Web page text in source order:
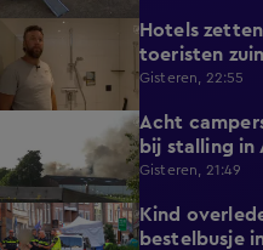
2:15
Hotels
toeristen
omgaan
Gisteren, 22:55
Acht
bij stalling in
Gisteren, 21:49
0:37
Kind
bestelbusje